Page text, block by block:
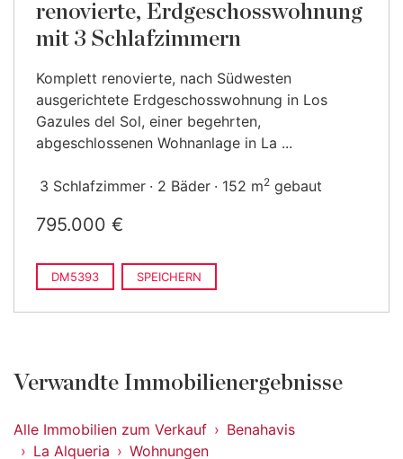
renovierte, Erdgeschosswohnung
mit 3 Schlafzimmern
Komplett renovierte, nach Südwesten
ausgerichtete Erdgeschosswohnung in Los
Gazules del Sol, einer begehrten,
abgeschlossenen Wohnanlage in La ...
3 Schlafzimmer 2 Bäder 152 m2 gebaut
795.000 €
DM5393 SPEICHERN
Verwandte Immobilienergebnisse
Alle Immobilien zum Verkauf
Benahavis
La Alqueria
Wohnungen